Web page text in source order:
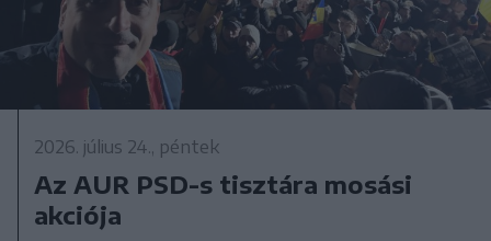
2026. július 24., péntek
Az AUR PSD-s tisztára mosási
akciója